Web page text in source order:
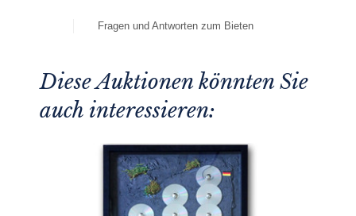
Fragen und Antworten zum Bieten
Diese Auktionen könnten Sie
auch interessieren: